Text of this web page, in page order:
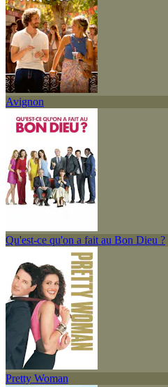
Avignon
Qu'est-ce qu'on a fait au Bon Dieu ?
Pretty Woman